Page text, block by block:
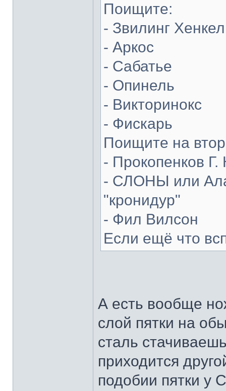
Поищите:
- Звилинг
- Аркос
- Сабатье
- Опинель
- Викторинокс
- Фискарь
Поищите на
- Прокопенков Г.
- СЛОНЫ или
"кронидур"
- Фил Вилсон
Если ещё что
А есть вообще
слой пятки на
сталь
приходится
подобии пятки у